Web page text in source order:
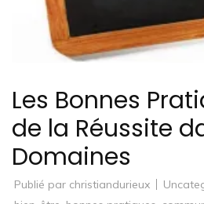
Les Bonnes
de la Réussite
Domaines
Publié par christiandurieux